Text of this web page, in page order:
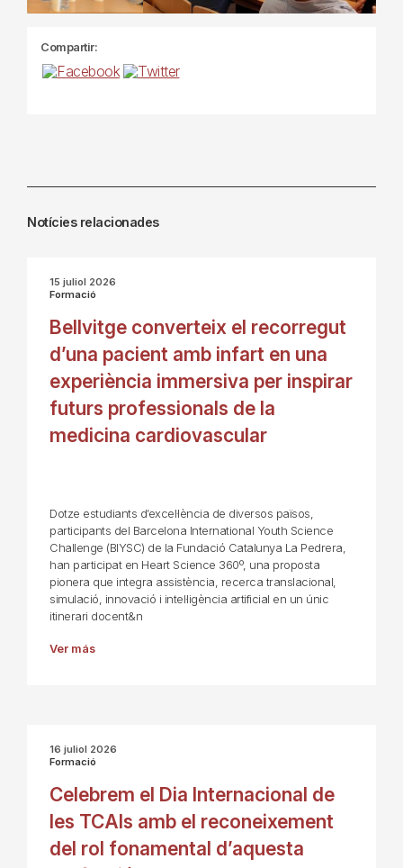
Compartir:
Notícies relacionades
15 juliol 2026
Formació
Bellvitge converteix el recorregut
d’una pacient amb infart en una
experiència immersiva per inspirar
futurs professionals de la
medicina cardiovascular
Dotze estudiants d’excel·lència de diversos països,
participants del Barcelona International Youth Science
Challenge (BIYSC) de la Fundació Catalunya La Pedrera,
han participat en Heart Science 360º, una proposta
pionera que integra assistència, recerca translacional,
simulació, innovació i intel·ligència artificial en un únic
itinerari docent&n
Ver más
16 juliol 2026
Formació
Celebrem el Dia Internacional de
les TCAIs amb el reconeixement
del rol fonamental d’aquesta